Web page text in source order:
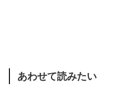
あわせて読みたい